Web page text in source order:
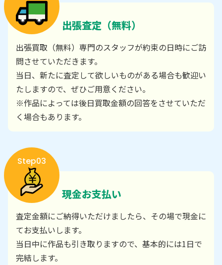
出張査定（無料）
出張買取（無料）専門のスタッフが約束の日時にご訪
問させていただきます。
当日、新たに査定して欲しいものがある場合も歓迎い
たしますので、ぜひご用意ください。
※作品によっては後日買取金額の回答をさせていただ
く場合もあります。
Step03
現金お支払い
査定金額にご納得いただけましたら、その場で現金に
てお支払いします。
当日中に作品も引き取りますので、基本的には1日で
完結します。